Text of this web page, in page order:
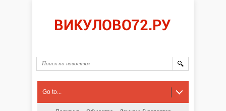
Go to...